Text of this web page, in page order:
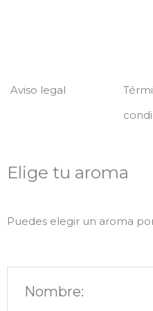
Aviso legal
Elige tu aroma
Puedes elegir un aroma